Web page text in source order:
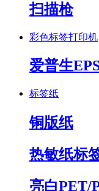
扫描枪
彩色标签打印机
爱普生
标签纸
铜版纸
热敏纸标
亮白PET/